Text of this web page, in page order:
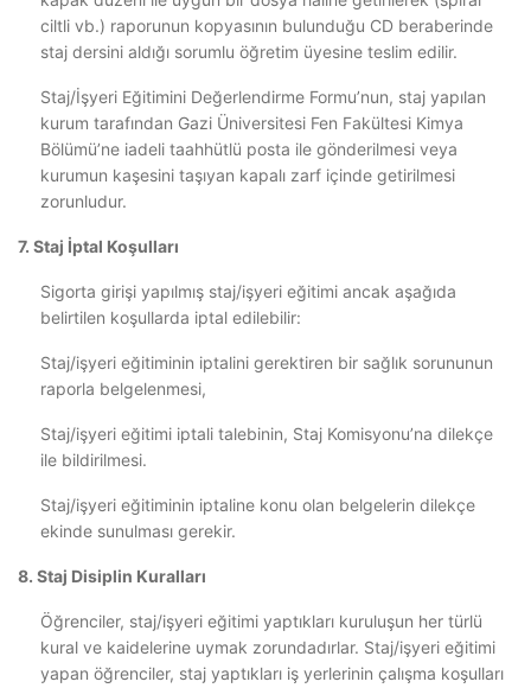
ciltli vb.) raporunun kopyasının bulunduğu CD beraberinde
staj dersini aldığı sorumlu öğretim üyesine teslim edilir.
Staj/İşyeri Eğitimini Değerlendirme Formu’nun, staj yapılan
kurum tarafından Gazi Üniversitesi Fen Fakültesi Kimya
Bölümü’ne iadeli taahhütlü posta ile gönderilmesi veya
kurumun kaşesini taşıyan kapalı zarf içinde getirilmesi
zorunludur.
7. Staj İptal Koşulları
Sigorta girişi yapılmış staj/işyeri eğitimi ancak aşağıda
belirtilen koşullarda iptal edilebilir:
Staj/işyeri eğitiminin iptalini gerektiren bir sağlık sorununun
raporla belgelenmesi,
Staj/işyeri eğitimi iptali talebinin, Staj Komisyonu’na dilekçe
ile bildirilmesi.
Staj/işyeri eğitiminin iptaline konu olan belgelerin dilekçe
ekinde sunulması gerekir.
8. Staj Disiplin Kuralları
Öğrenciler, staj/işyeri eğitimi yaptıkları kuruluşun her türlü
kural ve kaidelerine uymak zorundadırlar. Staj/işyeri eğitimi
yapan öğrenciler, staj yaptıkları iş yerlerinin çalışma koşulları